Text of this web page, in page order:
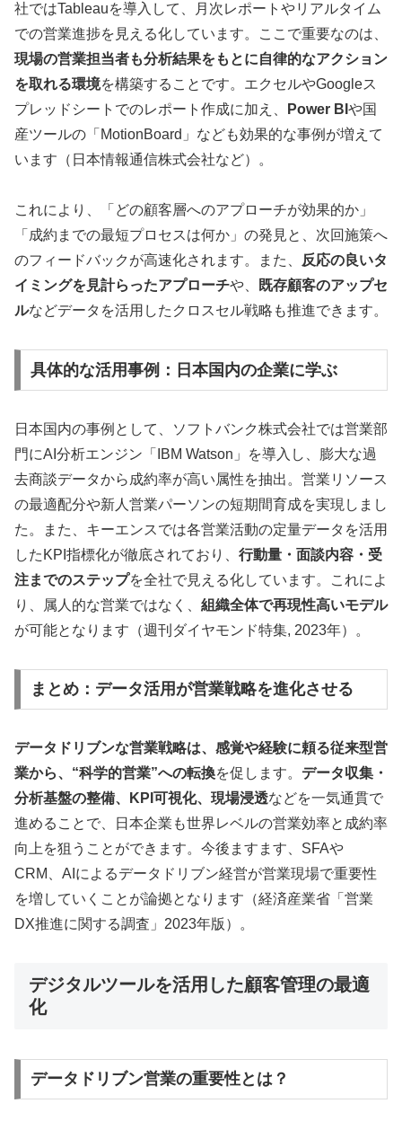
社ではTableauを導入して、月次レポートやリアルタイム
での営業進捗を見える化しています。ここで重要なのは、
現場の営業担当者も分析結果をもとに自律的なアクション
を取れる環境を構築することです。エクセルやGoogleス
プレッドシートでのレポート作成に加え、
Power BI や国
産ツールの「MotionBoard」なども効果的な事例が増えて
います（日本情報通信株式会社など）。
これにより、「どの顧客層へのアプローチが効果的か」
「成約までの最短プロセスは何か」の発見と、次回施策へ
のフィードバックが高速化されます。また、
反応の良いタ
イミングを見計らったアプローチや、
既存顧客のアップセ
ルなどデータを活用したクロスセル戦略も推進できます。
具体的な活用事例：日本国内の企業に学ぶ
日本国内の事例として、ソフトバンク株式会社では営業部
門にAI分析エンジン「IBM Watson」を導入し、膨大な過
去商談データから成約率が高い属性を抽出。営業リソース
の最適配分や新人営業パーソンの短期間育成を実現しまし
た。また、キーエンスでは各営業活動の定量データを活用
したKPI指標化が徹底されており、 行動量・面談内容・受
注までのステップを全社で見える化しています。これによ
り、属人的な営業ではなく、 組織全体で再現性高いモデル
が可能となります（週刊ダイヤモンド特集, 2023年）。
まとめ：データ活用が営業戦略を進化させる
データドリブンな営業戦略は、感覚や経験に頼る従来型営
業から、“科学的営業”への転換を促します。 データ収集・
分析基盤の整備、KPI可視化、現場浸透などを一気通貫で
進めることで、日本企業も世界レベルの営業効率と成約率
向上を狙うことができます。今後ますます、SFAや
CRM、AIによるデータドリブン経営が営業現場で重要性
を増していくことが論拠となります（経済産業省「営業
DX推進に関する調査」2023年版）。
デジタルツールを活用した顧客管理の最適
化
データドリブン営業の重要性とは？